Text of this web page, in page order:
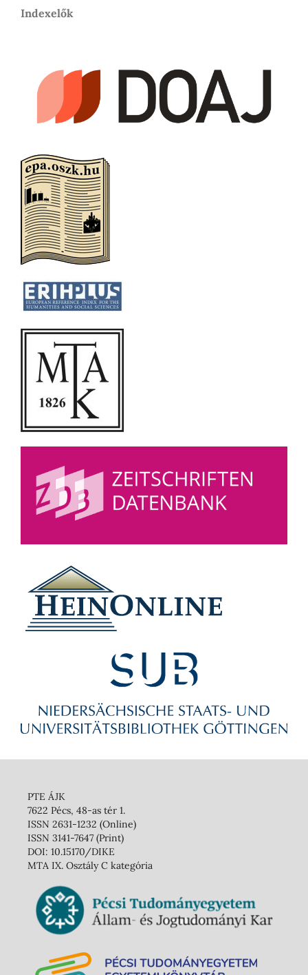
Indexelők
PTE ÁJK
7622 Pécs, 48-as tér 1.
ISSN 2631-1232 (Online)
ISSN 3141-7647 (Print)
DOI: 10.15170/DIKE
MTA IX. Osztály C kategória